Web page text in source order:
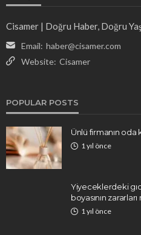
Cisamer | Doğru Haber, Doğru
Email: haber@cisamer.com
Website: Cisamer
POPULAR POSTS
Ünlü firmanın oda
1 yıl önce
Yiyeceklerdeki
boyasının
1 yıl önce